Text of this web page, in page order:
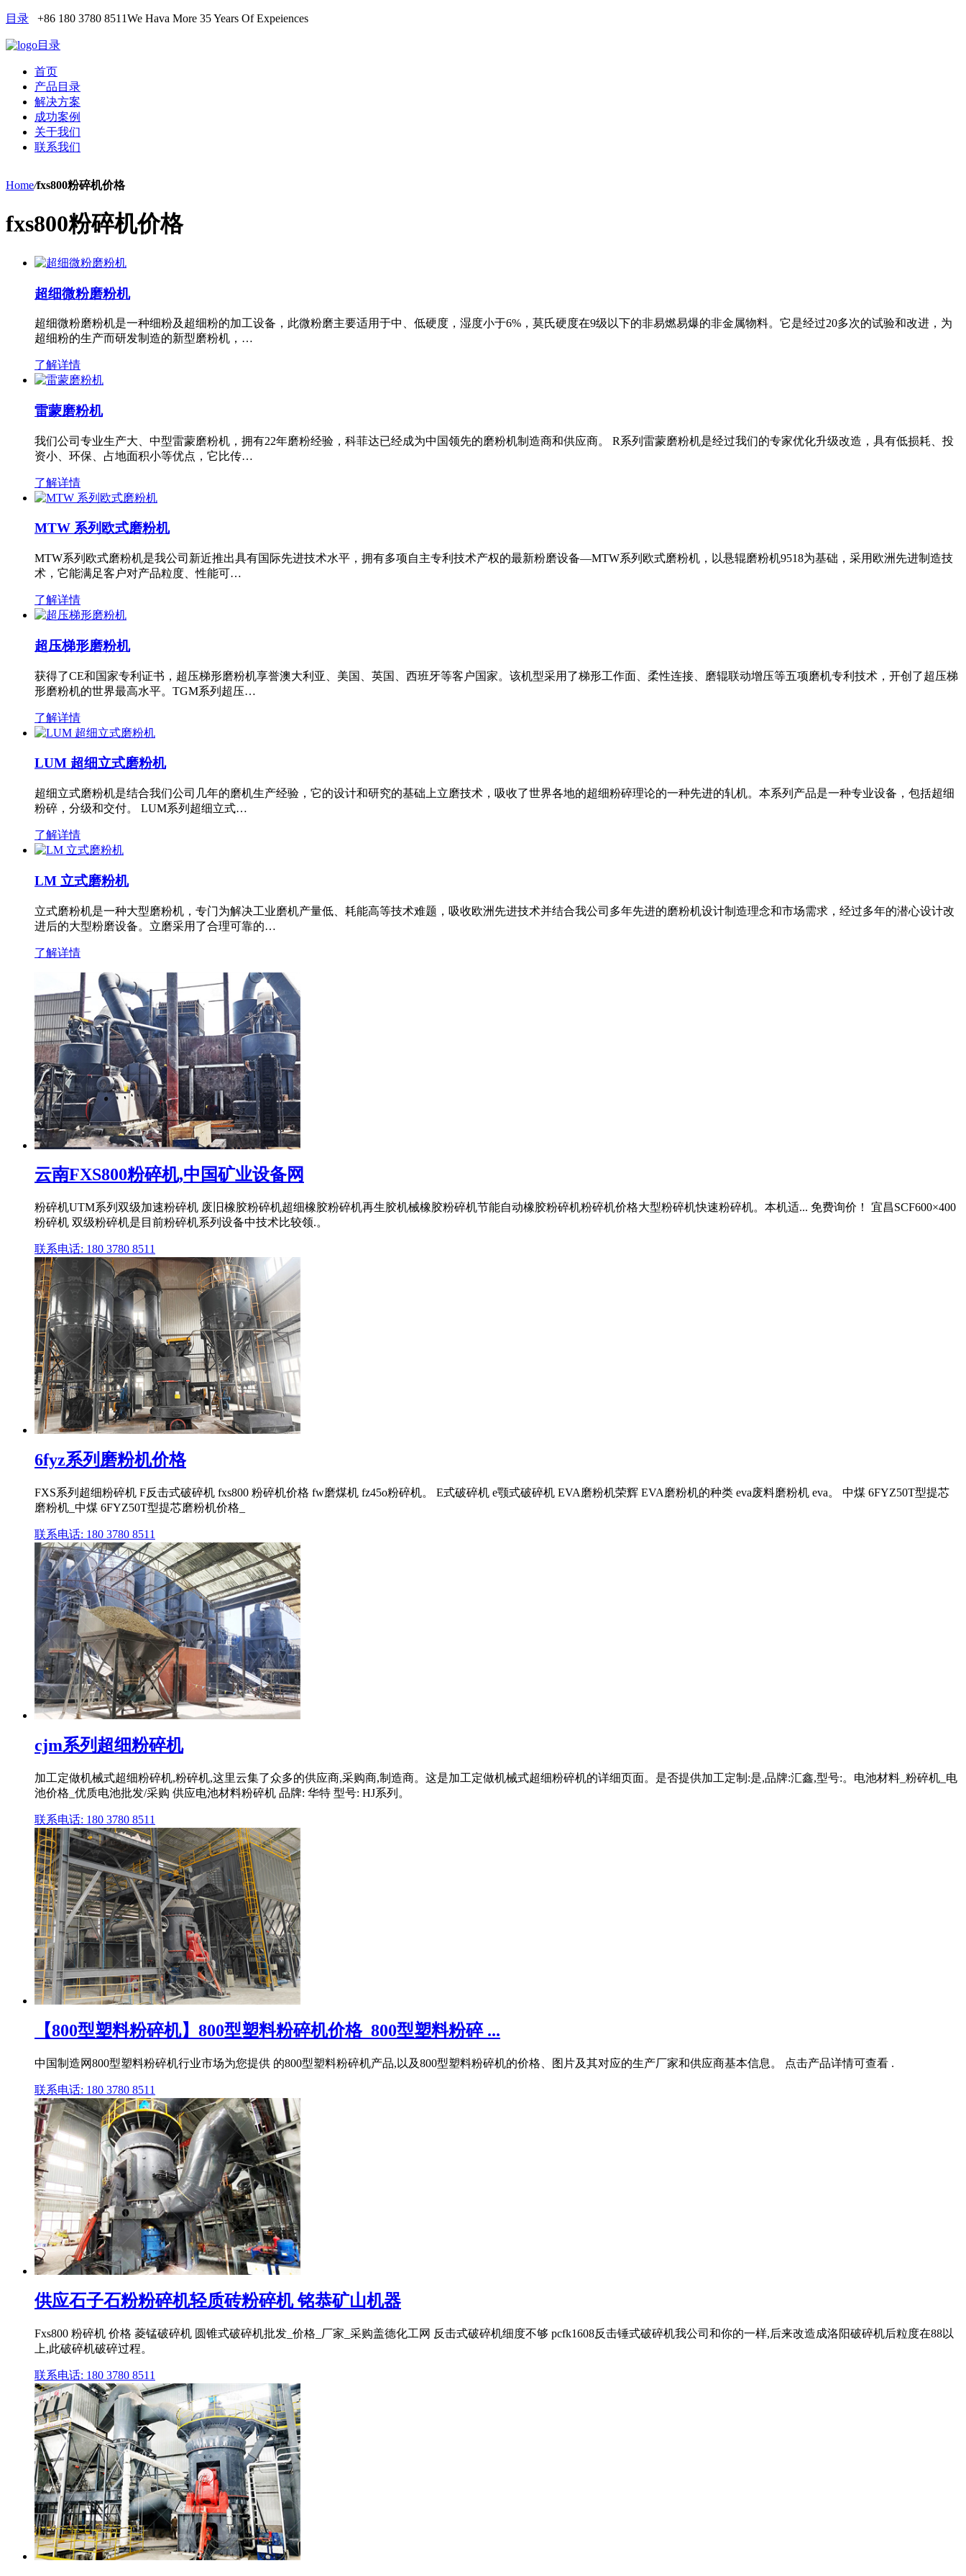
目录 +86 180 3780 8511We Hava More 35 Years Of Expeiences
目录
首页
产品目录
解决方案
成功案例
关于我们
联系我们
Home/fxs800粉碎机价格
fxs800粉碎机价格
超细微粉磨粉机
超细微粉磨粉机是一种细粉及超细粉的加工设备，此微粉磨主要适用于中、低硬度，湿度小于6%，莫氏硬度在9级以下的非易燃易爆的非金属物料。它是经过20多次的试验和改进，为
超细粉的生产而研发制造的新型磨粉机，…
了解详情
雷蒙磨粉机
我们公司专业生产大、中型雷蒙磨粉机，拥有22年磨粉经验，科菲达已经成为中国领先的磨粉机制造商和供应商。 R系列雷蒙磨粉机是经过我们的专家优化升级改造，具有低损耗、投
资小、环保、占地面积小等优点，它比传…
了解详情
MTW 系列欧式磨粉机
MTW系列欧式磨粉机是我公司新近推出具有国际先进技术水平，拥有多项自主专利技术产权的最新粉磨设备—MTW系列欧式磨粉机，以悬辊磨粉机9518为基础，采用欧洲先进制造技
术，它能满足客户对产品粒度、性能可…
了解详情
超压梯形磨粉机
获得了CE和国家专利证书，超压梯形磨粉机享誉澳大利亚、美国、英国、西班牙等客户国家。该机型采用了梯形工作面、柔性连接、磨辊联动增压等五项磨机专利技术，开创了超压梯
形磨粉机的世界最高水平。TGM系列超压…
了解详情
LUM 超细立式磨粉机
超细立式磨粉机是结合我们公司几年的磨机生产经验，它的设计和研究的基础上立磨技术，吸收了世界各地的超细粉碎理论的一种先进的轧机。本系列产品是一种专业设备，包括超细
粉碎，分级和交付。 LUM系列超细立式…
了解详情
LM 立式磨粉机
立式磨粉机是一种大型磨粉机，专门为解决工业磨机产量低、耗能高等技术难题，吸收欧洲先进技术并结合我公司多年先进的磨粉机设计制造理念和市场需求，经过多年的潜心设计改
进后的大型粉磨设备。立磨采用了合理可靠的…
了解详情
云南FXS800粉碎机,中国矿业设备网
粉碎机UTM系列双级加速粉碎机 废旧橡胶粉碎机超细橡胶粉碎机再生胶机械橡胶粉碎机节能自动橡胶粉碎机粉碎机价格大型粉碎机快速粉碎机。本机适... 免费询价！ 宜昌SCF600×400
粉碎机 双级粉碎机是目前粉碎机系列设备中技术比较领.。
联系电话: 180 3780 8511
6fyz系列磨粉机价格
FXS系列超细粉碎机 F反击式破碎机 fxs800 粉碎机价格 fw磨煤机 fz45o粉碎机。 E式破碎机 e颚式破碎机 EVA磨粉机荣辉 EVA磨粉机的种类 eva废料磨粉机 eva。 中煤 6FYZ50T型提芯
磨粉机_中煤 6FYZ50T型提芯磨粉机价格_
联系电话: 180 3780 8511
cjm系列超细粉碎机
加工定做机械式超细粉碎机,粉碎机,这里云集了众多的供应商,采购商,制造商。这是加工定做机械式超细粉碎机的详细页面。是否提供加工定制:是,品牌:汇鑫,型号:。电池材料_粉碎机_电
池价格_优质电池批发/采购 供应电池材料粉碎机 品牌: 华特 型号: HJ系列。
联系电话: 180 3780 8511
【800型塑料粉碎机】800型塑料粉碎机价格_800型塑料粉碎 ...
中国制造网800型塑料粉碎机行业市场为您提供 的800型塑料粉碎机产品,以及800型塑料粉碎机的价格、图片及其对应的生产厂家和供应商基本信息。 点击产品详情可查看 .
联系电话: 180 3780 8511
供应石子石粉粉碎机轻质砖粉碎机 铭恭矿山机器
Fxs800 粉碎机 价格 菱锰破碎机 圆锥式破碎机批发_价格_厂家_采购盖德化工网 反击式破碎机细度不够 pcfk1608反击锤式破碎机我公司和你的一样,后来改造成洛阳破碎机后粒度在88以
上,此破碎机破碎过程。
联系电话: 180 3780 8511